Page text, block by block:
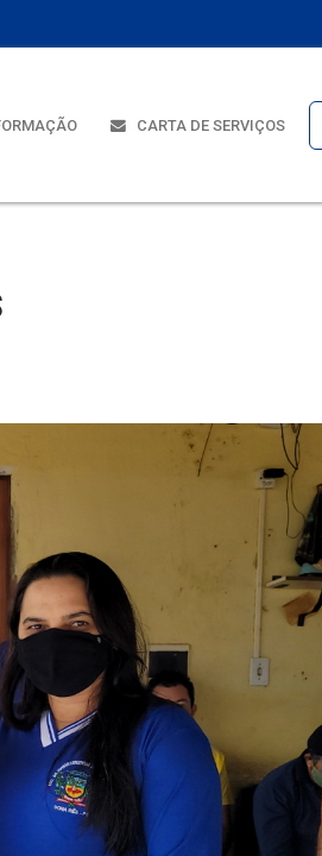
CARTA DE SERVIÇOS